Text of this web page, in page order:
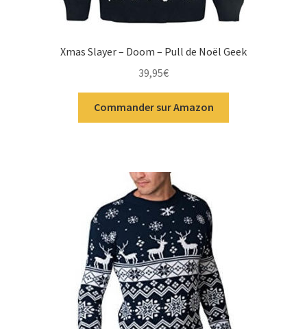
Xmas Slayer – Doom – Pull de Noël Geek
39,95€
Commander sur Amazon